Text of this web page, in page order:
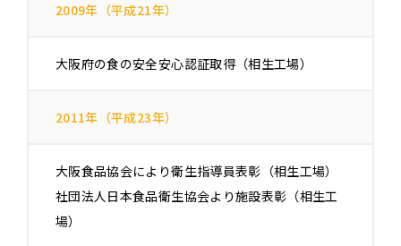
2009年（平成21年）
大阪府の食の安全安心認証取得（相生工場）
2011年（平成23年）
大阪食品協会により衛生指導員表彰（相生工場）
社団法人日本食品衛生協会より施設表彰（相生工
場）